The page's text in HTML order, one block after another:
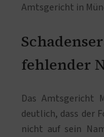
Amtsgericht in
fehlender
Das Amtsgericht
deutlich, dass der
nicht auf sein